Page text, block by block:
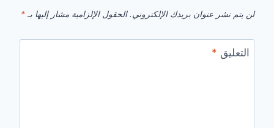
لن يتم نشر عنوان بريدك الإلكتروني. الحقول الإلزامية مشار إليها بـ *
التعليق *